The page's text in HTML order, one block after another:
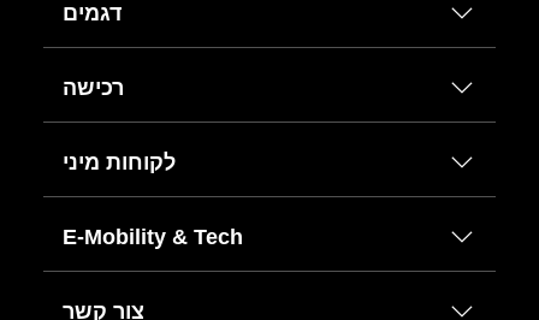
דגמים
רכישה
לקוחות מיני
E-Mobility & Tech
צור קשר